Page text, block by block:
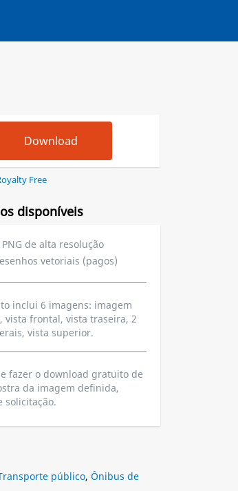
Free
disponíveis
de alta resolução
vetoriais (pagos)
inclui 6 imagens: imagem
vista frontal, vista traseira, 2
vista superior.
fazer o download gratuito de
da imagem definida,
solicitação.
público, Ônibus de